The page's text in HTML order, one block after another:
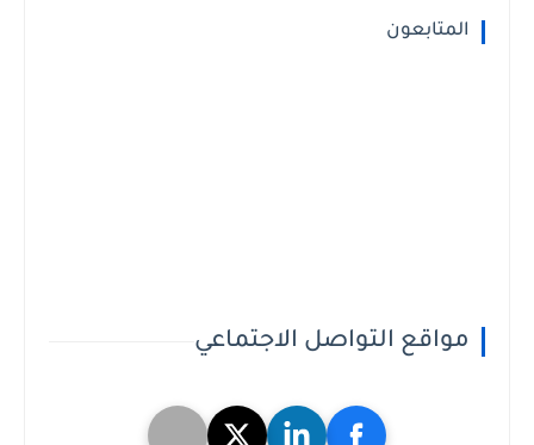
المتابعون
مواقع التواصل الاجتماعي